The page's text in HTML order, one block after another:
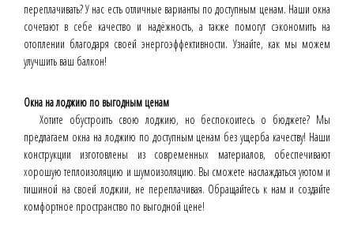
переплачивать? У нас есть отличные варианты по доступным ценам. Наши окна
сочетают в себе качество и надёжность, а также помогут сэкономить на
отоплении благодаря своей энергоэффективности. Узнайте, как мы можем
улучшить ваш балкон!
Окна на лоджию по выгодным ценам
Хотите обустроить свою лоджию, но беспокоитесь о бюджете? Мы
предлагаем окна на лоджию по доступным ценам без ущерба качеству! Наши
конструкции изготовлены из современных материалов, обеспечивают
хорошую теплоизоляцию и шумоизоляцию. Вы сможете наслаждаться уютом и
тишиной на своей лоджии, не переплачивая. Обращайтесь к нам и создайте
комфортное пространство по выгодной цене!